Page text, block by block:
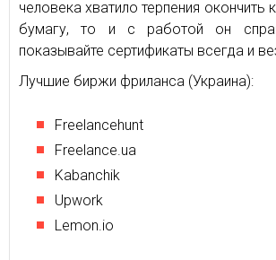
человека хватило терпения окончить
бумагу, то и с работой он
показывайте сертификаты всегда и
Лучшие биржи фриланса (Украина):
Freelancehunt
Freelance.ua
Kabanchik
Upwork
Lemon.io